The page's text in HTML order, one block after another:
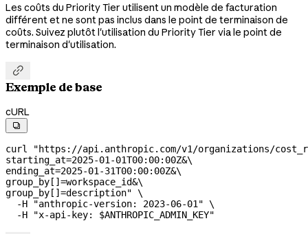
Les coûts du Priority Tier utilisent un modèle de facturation
différent et ne sont pas inclus dans le point de terminaison de
coûts. Suivez plutôt l'utilisation du Priority Tier via le point de
terminaison d'utilisation.

Exemple de base
cURL

curl
"https://api.anthropic.com/v1/organizations/
starting_at=2025-01-01T00:00:00Z&\
ending_at=2025-01-31T00:00:00Z&\
group_by[]=workspace_id&\
group_by[]=description" \
  -H
"anthropic-version: 2023-06-01" \
  -H
"x-api-key: $ANTHROPIC_ADMIN_KEY"